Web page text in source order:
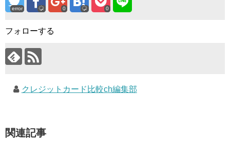
error 0 0
フォローする
クレジットカード比較ch編集部
関連記事